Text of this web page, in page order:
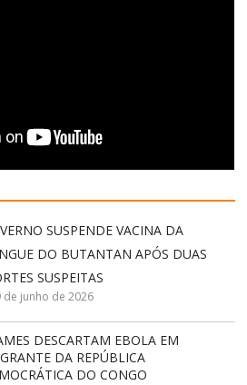
SUSPENDE VACINA DA
DO BUTANTAN APÓS DUAS
SUSPEITAS
de junho de 2026
DESCARTAM EBOLA EM
DA REPÚBLICA
DO CONGO